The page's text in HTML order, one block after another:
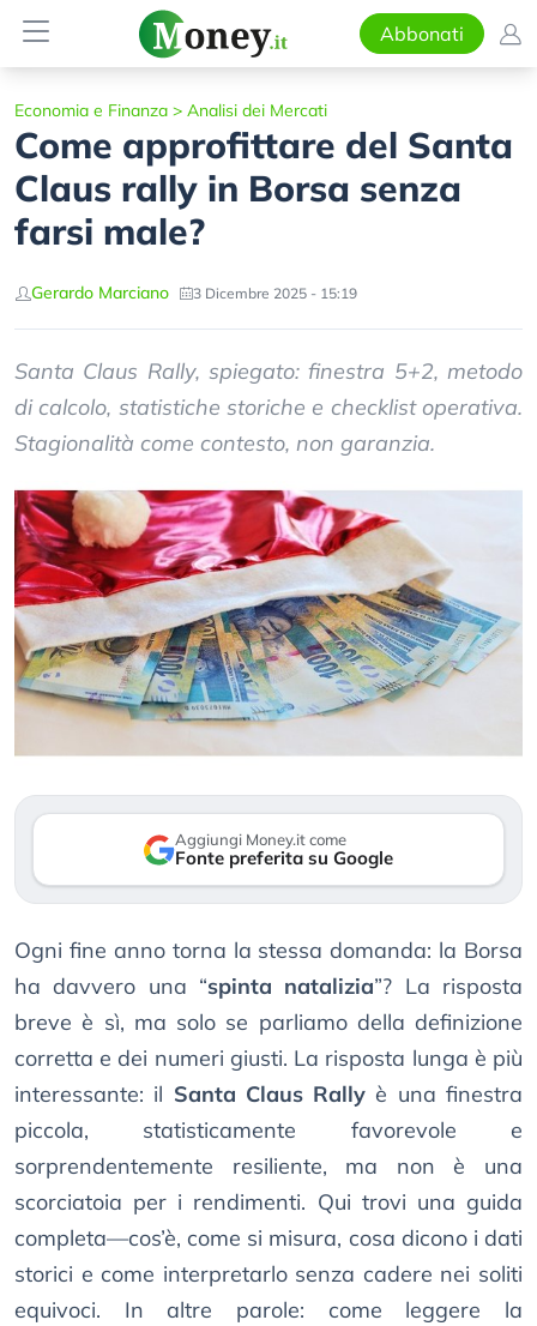
Abbonati
Economia e Finanza > Analisi dei Mercati
Come approfittare del Santa
Claus rally in Borsa senza
farsi male?
Gerardo Marciano 3 Dicembre 2025 - 15:19
Santa Claus Rally, spiegato: finestra 5+2, metodo
di calcolo, statistiche storiche e checklist operativa.
Stagionalità come contesto, non garanzia.
Aggiungi Money.it come
Fonte preferita su Google
Ogni fine anno torna la stessa domanda: la Borsa
ha davvero una “spinta natalizia”? La risposta
breve è sì, ma solo se parliamo della definizione
corretta e dei numeri giusti. La risposta lunga è più
interessante: il Santa Claus Rally è una finestra
piccola, statisticamente favorevole e
sorprendentemente resiliente, ma non è una
scorciatoia per i rendimenti. Qui trovi una guida
completa—cos’è, come si misura, cosa dicono i dati
storici e come interpretarlo senza cadere nei soliti
equivoci. In altre parole: come leggere la